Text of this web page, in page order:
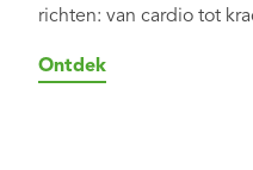
richten: van cardio tot
Ontdek